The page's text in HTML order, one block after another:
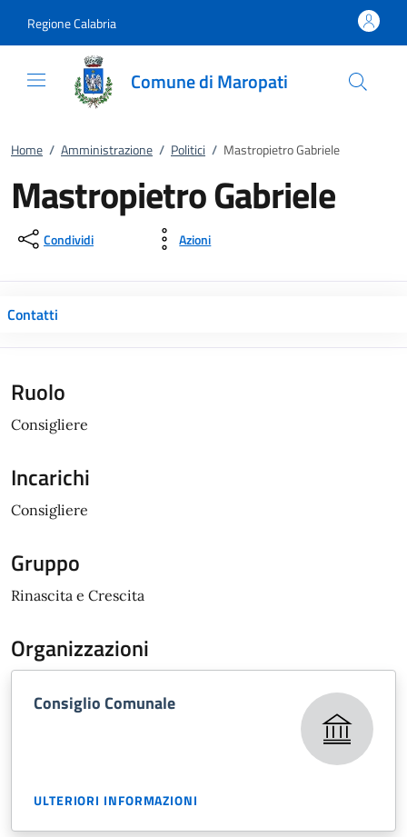
Regione Calabria
Comune di Maropati
Home / Amministrazione / Politici / Mastropietro Gabriele
Mastropietro Gabriele
Condividi Azioni
Contatti
Ruolo
Consigliere
Incarichi
Consigliere
Gruppo
Rinascita e Crescita
Organizzazioni
Consiglio Comunale
ULTERIORI INFORMAZIONI